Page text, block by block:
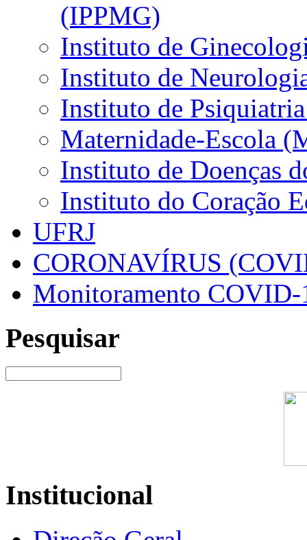
(IPPMG)
Instituto de
Instituto de
Instituto de
Maternidade-Escola
Instituto de Doenças
Instituto do Coração
UFRJ
CORONAVÍRUS
Monitoramento COVID-
Pesquisar
Institucional